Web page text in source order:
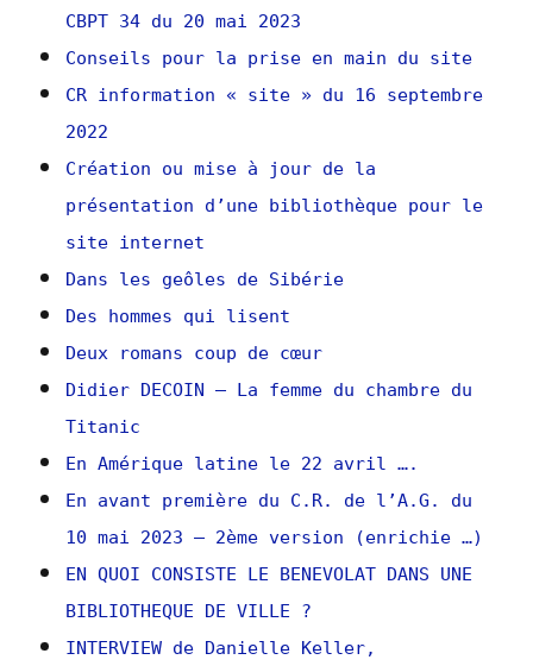
CBPT 34 du 20 mai 2023
Conseils pour la prise en main du site
CR information « site » du 16 septembre
2022
Création ou mise à jour de la
présentation d’une bibliothèque pour le
site internet
Dans les geôles de Sibérie
Des hommes qui lisent
Deux romans coup de cœur
Didier DECOIN – La femme du chambre du
Titanic
En Amérique latine le 22 avril ….
En avant première du C.R. de l’A.G. du
10 mai 2023 – 2ème version (enrichie …)
EN QUOI CONSISTE LE BENEVOLAT DANS UNE
BIBLIOTHEQUE DE VILLE ?
INTERVIEW de Danielle Keller,